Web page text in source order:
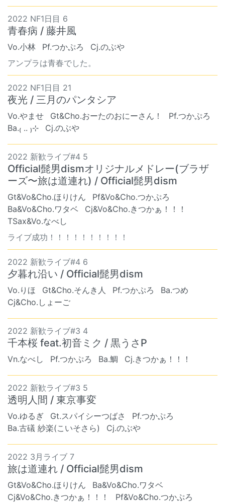
2022 NF1日目 6
青春病 / 藤井風
Vo.小林 Pf.つかぷろ
Cj.のぶや
アンプラは青春でした。
2022 NF1日目 21
夜光 / 三月のパンタシア
Vo.やませ Gt&Cho.おーたのおにーさん！
Pf.つかぷろ
Ba.₍ .. ₎⊹
Cj.のぶや
2022 新歓ライブ#4 5
Official髭男dismオリジナルメドレー(ブラザ
ーズ〜旅は道連れ) / Official髭男dism
Gt&Vo&Cho.ほりけん
Pf&Vo&Cho.つかぷろ
Ba&Vo&Cho.ワタベ
Cj&Vo&Cho.きつかぁ！！！
TSax&Vo.なべし
ライブ成功！！！！！！！！！！
2022 新歓ライブ#4 6
夕暮れ沿い / Official髭男dism
Vo.りほ Gt&Cho.そんき人 Pf.つかぷろ
Ba.つめ
Cj&Cho.しょーご
2022 新歓ライブ#3 4
千本桜 feat.初音ミク / 黒うさP
Vn.なべし Pf.つかぷろ Ba.鯛 Cj.きつかぁ！！！
2022 新歓ライブ#3 5
透明人間 / 東京事変
Vo.ゆるぎ Gt.スパイシーつばさ
Pf.つかぷろ
Ba.古礒 紗楽(こいそさら)
Cj.のぶや
2022 3月ライブ 7
旅は道連れ / Official髭男dism
Gt&Vo&Cho.ほりけん
Ba&Vo&Cho.ワタベ
Cj&Vo&Cho.きつかぁ！！！
Pf&Vo&Cho.つかぷろ